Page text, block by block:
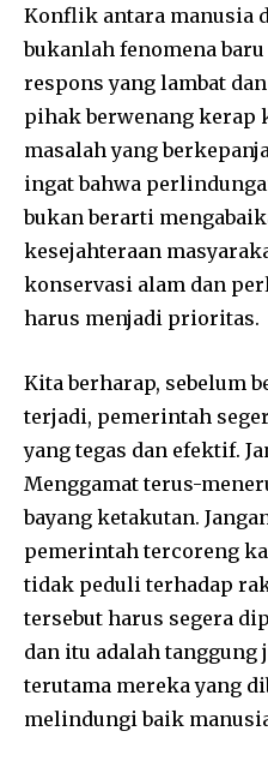
Konflik antara manusia
bukanlah fenomena
respons yang lambat
pihak berwenang kerap
masalah yang
ingat bahwa
bukan berarti
kesejahteraan
konservasi alam dan
harus menjadi prioritas.
Kita berharap, sebelum
terjadi, pemerintah
yang tegas dan efektif.
Menggamat terus-
bayang ketakutan.
pemerintah tercoreng
tidak peduli terhadap
tersebut harus segera
dan itu adalah tanggung
terutama mereka yang
melindungi baik